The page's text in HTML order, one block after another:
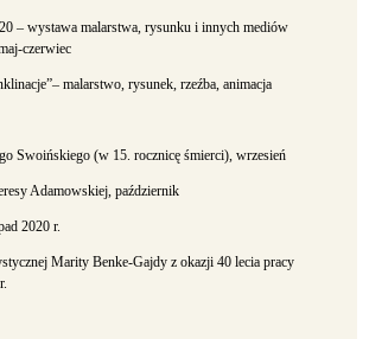
– wystawa malarstwa, rysunku i innych mediów
czerwiec
malarstwo, rysunek, rzeźba, animacja
Swoińskiego (w 15. rocznicę śmierci), wrzesień
Adamowskiej, październik
2020 r.
Marity Benke-Gajdy z okazji 40 lecia pracy